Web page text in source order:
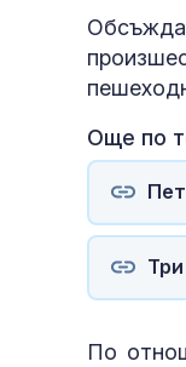
Обсъжда
Още по
По